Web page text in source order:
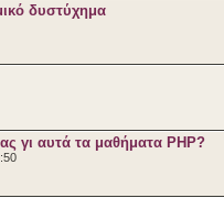
δυστύχημα
γι αυτά τα μαθήματα PHP?